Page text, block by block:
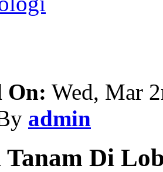
On: Wed, Mar
admin
Tanam Di